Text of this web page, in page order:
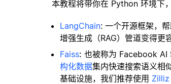
本教程将带你在 Python 环境下
LangChain: 一个开源框架，
增强生成（RAG）管道变得更
Faiss: 也被称为 Facebook AI
构化数据集内快速搜索语义相
基础设施，我们推荐使用